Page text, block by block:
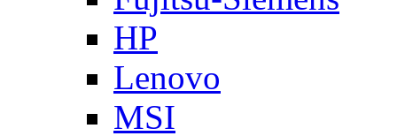
HP
Lenovo
MSI